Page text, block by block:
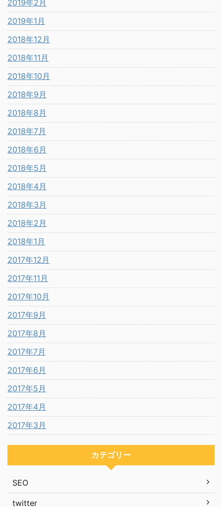
2019年2月
2019年1月
2018年12月
2018年11月
2018年10月
2018年9月
2018年8月
2018年7月
2018年6月
2018年5月
2018年4月
2018年3月
2018年2月
2018年1月
2017年12月
2017年11月
2017年10月
2017年9月
2017年8月
2017年7月
2017年6月
2017年5月
2017年4月
2017年3月
カテゴリー
SEO
twitter